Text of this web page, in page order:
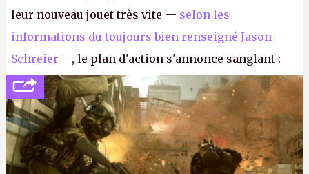
leur nouveau jouet très vite — selon les
informations du toujours bien renseigné Jason
Schreier —, le plan d'action s'annonce sanglant :
réductions de coûts drastiques, fermetures de
studios et licenciements massifs. En gros, essorer
FCetBattlefield, puis virer le reste.P.